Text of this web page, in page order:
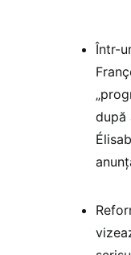
Într-
după